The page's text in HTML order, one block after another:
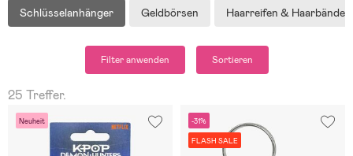
Schlüsselanhänger Geldbörsen Haarreifen & Haarbänder
Filter anwenden Sortieren
25 Treffer.
Neuheit -31%
FLASH SALE